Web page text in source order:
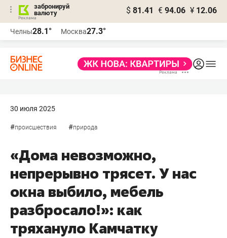
забронируй
валюту
$ 81.41 € 94.06 ¥ 12.06
Челны28.1° Москва27.3°
30 июля 2025
#происшествия #природа
«Дома невозможно,
непрерывно трясет. У нас
окна выбило, мебель
разбросало!»: как
тряхануло Камчатку